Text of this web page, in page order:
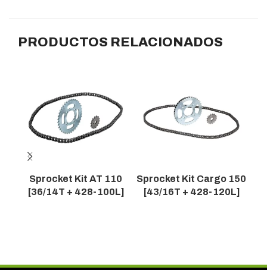
PRODUCTOS RELACIONADOS
Sprocket Kit AT 110
[36/14T + 428-100L]
Sprocket Kit Cargo 150
[43/16T + 428-120L]